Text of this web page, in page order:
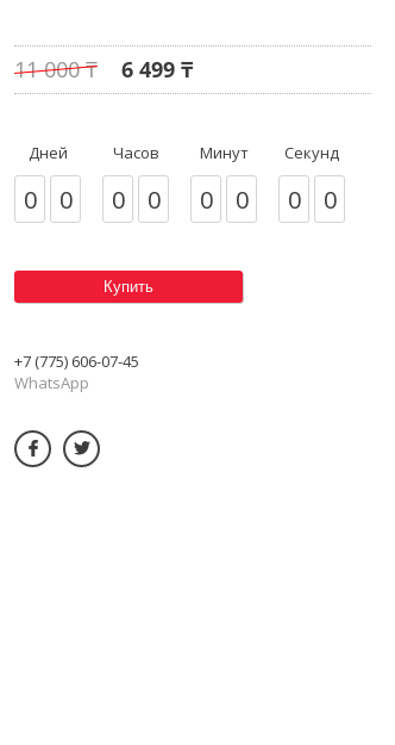
11 000 ₸ 6 499 ₸
Дней
0 0
Часов
0 0
Минут
0 0
Секунд
0 0
Купить
+7 (775) 606-07-45
WhatsApp